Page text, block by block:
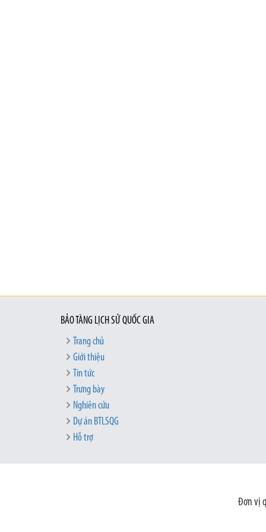
BẢO TÀNG LỊCH SỬ QUỐC GIA
Trang chủ
Giới thiệu
Tin tức
Trưng bày
Nghiên cứu
Dự án BTLSQG
Hỗ trợ
Đơn vị